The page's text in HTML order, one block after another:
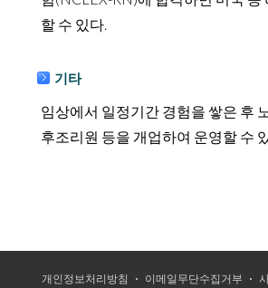
할 수 있다.
기타
임상에서 일정기간 경험을 쌓은 후
후조리원 등을 개업하여 운영할 수
개인정보처리방침 이메일무단수집거부